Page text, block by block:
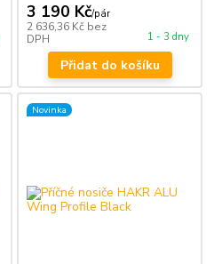
3 190 Kč/pár
2 636,36 Kč bez
DPH
1 - 3 dny
Přidat do košíku
Novinka